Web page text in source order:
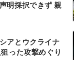
明採択できず 親
アとウクライナ
った攻撃めぐり